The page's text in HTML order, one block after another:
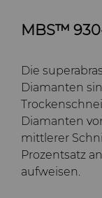
MBS™
Die
Diamanten
Diamanten
mittlerer
Prozentsatz
aufweisen.